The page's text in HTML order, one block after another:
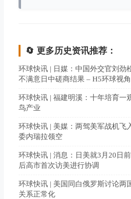
🔄 更多历史资讯推荐：
环球快讯 | 日媒：中国外交官刘劲
不满意日中磋商结果 – H5环球视角
环球快讯 | 福建明溪：十年培育一
鸟产业
环球快讯 | 美媒：两驾美军战机飞
委内瑞拉领空
环球快讯 | 消息：日美就3月20日前
后高市首次访美进行协调
环球快讯 | 美国同白俄罗斯讨论两
关系正常化